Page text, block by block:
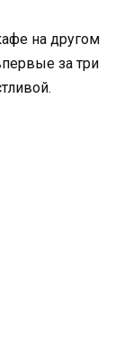
на другом
за три